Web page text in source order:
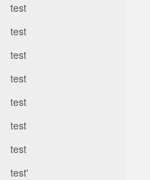
test
test
test
test
test
test
test
test'